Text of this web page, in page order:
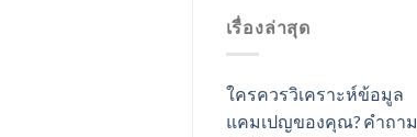
เรื่องล่าสุด
ใครควรวิเคราะห์ข้อมูล
แคมเปญของคุณ? คำถาม